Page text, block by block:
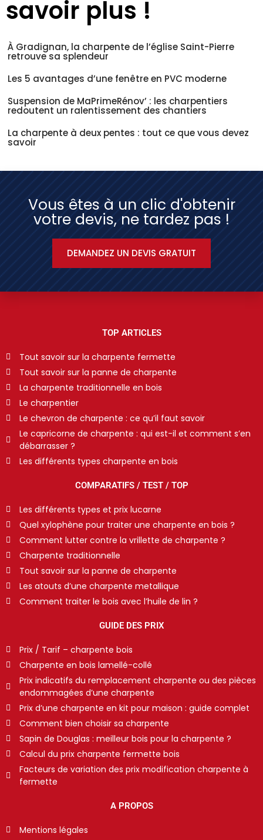
savoir plus !
À Gradignan, la charpente de l’église Saint-Pierre
retrouve sa splendeur
Les 5 avantages d’une fenêtre en PVC moderne
Suspension de MaPrimeRénov’ : les charpentiers
redoutent un ralentissement des chantiers
La charpente à deux pentes : tout ce que vous devez
savoir
Vous êtes à un clic d'obtenir
votre devis, ne tardez pas !
DEMANDEZ UN DEVIS GRATUIT
TOP ARTICLES
Tout savoir sur la charpente fermette
Tout savoir sur la panne de charpente
La charpente traditionnelle en bois
Le charpentier
Le chevron de charpente : ce qu’il faut savoir
Le capricorne de charpente : qui est-il et comment s’en
débarrasser ?
Les différents types charpente en bois
COMPARATIFS / TEST / TOP
Les différents types et prix lucarne
Quel xylophène pour traiter une charpente en bois ?
Comment lutter contre la vrillette de charpente ?
Charpente traditionnelle
Tout savoir sur la panne de charpente
Les atouts d’une charpente metallique
Comment traiter le bois avec l’huile de lin ?
GUIDE DES PRIX
Prix / Tarif – charpente bois
Charpente en bois lamellé-collé
Prix indicatifs du remplacement charpente ou des pièces
endommagées d’une charpente
Prix d’une charpente en kit pour maison : guide complet
Comment bien choisir sa charpente
Sapin de Douglas : meilleur bois pour la charpente ?
Calcul du prix charpente fermette bois
Facteurs de variation des prix modification charpente à
fermette
A PROPOS
Mentions légales